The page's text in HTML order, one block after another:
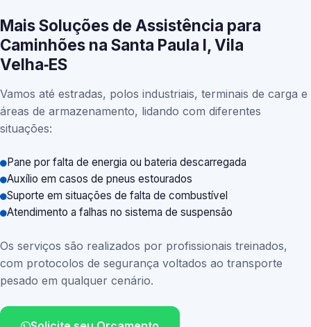
Mais Soluções de Assistência para
Caminhões na Santa Paula I, Vila
Velha‑ES
Vamos até estradas, polos industriais, terminais de carga e
áreas de armazenamento, lidando com diferentes
situações:
Pane por falta de energia ou bateria descarregada
Auxílio em casos de pneus estourados
Suporte em situações de falta de combustível
Atendimento a falhas no sistema de suspensão
Os serviços são realizados por profissionais treinados,
com protocolos de segurança voltados ao transporte
pesado em qualquer cenário.